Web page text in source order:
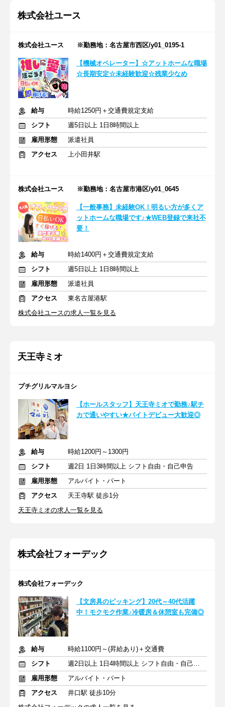
株式会社ユース
株式会社ユース ※勤務地：名古屋市西区/y01_0195-1
【機械オペレーター】☆アットホームな職場
☆長期安定☆未経験歓迎☆残業少なめ
給与
時給1250円＋交通費規定支給
シフト
週5日以上 1日8時間以上
雇用形態
派遣社員
アクセス
上小田井駅
株式会社ユース ※勤務地：名古屋市港区/y01_0645
【一般事務】未経験OK！明るい方が多くア
ットホームな職場です♪★WEB登録で来社不
要！
給与
時給1400円＋交通費規定支給
シフト
週5日以上 1日8時間以上
雇用形態
派遣社員
アクセス
東名古屋港駅
株式会社ユースの求人一覧を見る
天王寺ミオ
プチグリルマルヨシ
【ホールスタッフ】天王寺ミオで勤務♪駅チ
カで通いやすい★バイトデビュー大歓迎◎
給与
時給1200円～1300円
シフト
週2日 1日3時間以上 シフト自由・自己申告
雇用形態
アルバイト・パート
アクセス
天王寺駅 徒歩1分
天王寺ミオの求人一覧を見る
株式会社フォーデック
株式会社フォーデック
【文房具のピッキング】20代～40代活躍
中！モクモク作業♪冷暖房＆休憩室も完備◎
給与
時給1100円～(昇給あり)＋交通費
シフト
週2日以上 1日4時間以上 シフト自由・自己申告
雇用形態
アルバイト・パート
アクセス
井口駅 徒歩10分